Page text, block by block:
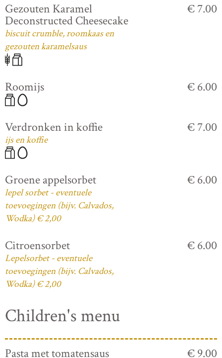
Gezouten Karamel
Deconstructed Cheesecake
biscuit crumble, roomkaas en
gezouten karamelsaus
€ 7.00
Roomijs € 6.00
Verdronken in koffie
ijs en koffie
€ 7.00
Groene appelsorbet
lepel sorbet - eventuele
toevoegingen (bijv. Calvados,
Wodka) € 2,00
€ 6.00
Citroensorbet
Lepelsorbet - eventuele
toevoegingen (bijv. Calvados,
Wodka) € 2,00
€ 6.00
Children's menu
Pasta met tomatensaus € 9.00